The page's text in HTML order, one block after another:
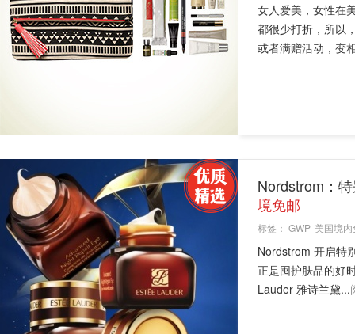
女人爱美，女性在
都很少打折，所以
或者满赠活动，变
Nordstrom：
境免邮
标签： GWP 美国境
Nordstrom 开启特
正是囤护肤品的好
Lauder 雅诗兰黛...